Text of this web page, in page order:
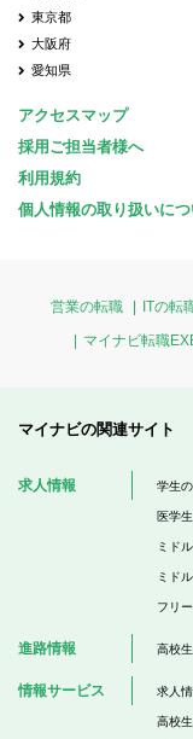
東京都
大阪府
愛知県
アクセスマップ
採用ご担当者様へ
利用規約
個人情報の取り扱いにつ
営業の転職 ITの転
マイナビ転職
マイナビの関連サイト
求人情報 学生
医学
ミド
ミド
フリ
進路情報 高校
情報サービス 求人
高校